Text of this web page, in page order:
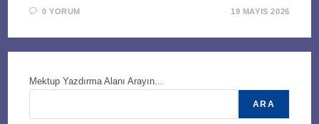
0 YORUM 19 MAYIS 2026
Mektup Yazdırma Alanı Arayın...
ARA